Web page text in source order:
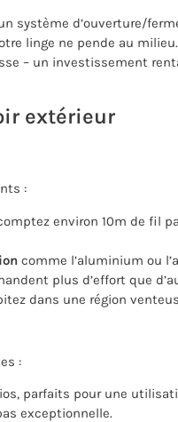
système d’ouverture/
linge ne pende au
– un investissement
extérieur
:
environ 10m de fil
comme l’aluminium ou
plus d’effort que
dans une région
:
parfaits pour une
exceptionnelle.